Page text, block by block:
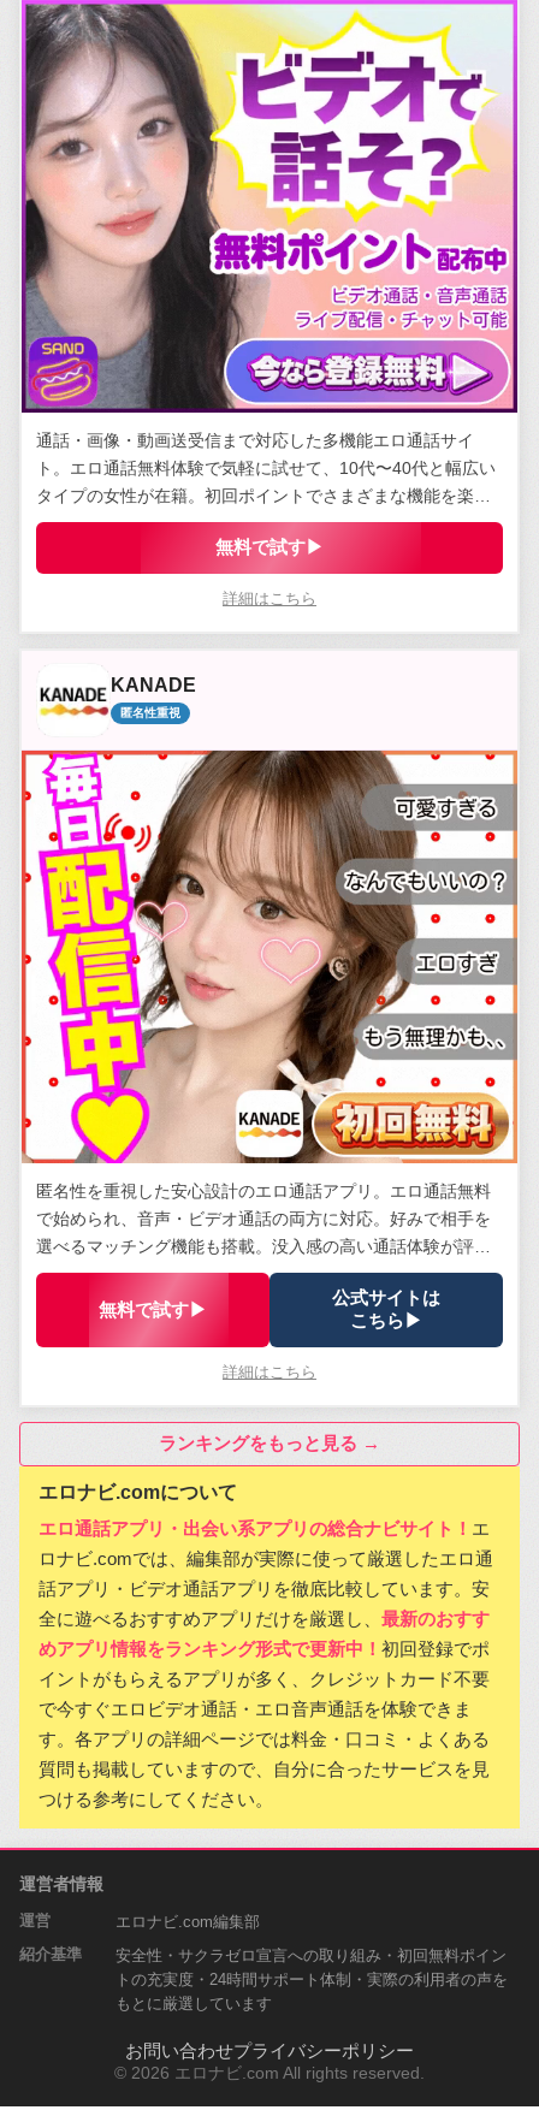
通話・画像・動画送受信まで対応した多機能エロ通話サイ
ト。エロ通話無料体験で気軽に試せて、10代〜40代と幅広い
タイプの女性が在籍。初回ポイントでさまざまな機能を楽し
める。
無料で試す▶
詳細はこちら
KANADE
匿名性重視
匿名性を重視した安心設計のエロ通話アプリ。エロ通話無料
で始められ、音声・ビデオ通話の両方に対応。好みで相手を
選べるマッチング機能も搭載。没入感の高い通話体験が評
判。
無料で試す▶
公式サイトは
こちら▶
詳細はこちら
ランキングをもっと見る →
エロナビ.comについて
エロ通話アプリ・出会い系アプリの総合ナビサイト！ エ
ロナビ.comでは、編集部が実際に使って厳選したエロ通
話アプリ・ビデオ通話アプリを徹底比較しています。安
全に遊べるおすすめアプリだけを厳選し、 最新のおすす
めアプリ情報をランキング形式で更新中！ 初回登録でポ
イントがもらえるアプリが多く、クレジットカード不要
で今すぐエロビデオ通話・エロ音声通話を体験できま
す。各アプリの詳細ページでは料金・口コミ・よくある
質問も掲載していますので、自分に合ったサービスを見
つける参考にしてください。
運営者情報
運営
エロナビ.com編集部
紹介基準
安全性・サクラゼロ宣言への取り組み・初回無料ポイン
トの充実度・24時間サポート体制・実際の利用者の声を
もとに厳選しています
お問い合わせプライバシーポリシー
© 2026 エロナビ.com All rights reserved.